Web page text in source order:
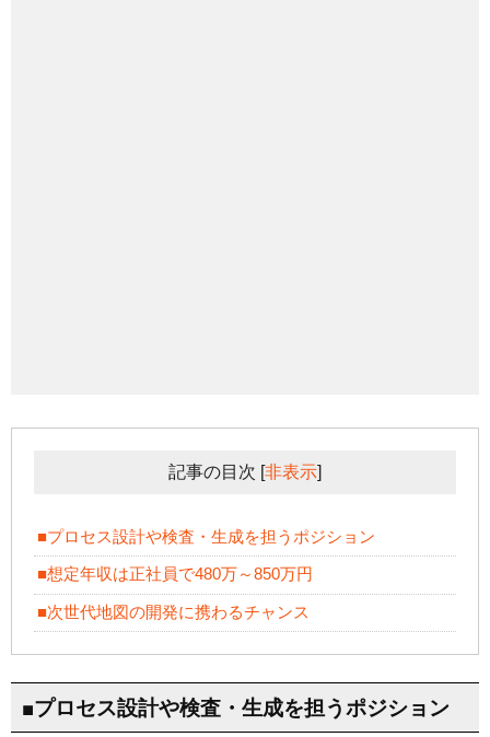
記事の目次 [非表示]
■プロセス設計や検査・生成を担うポジション
■想定年収は正社員で480万～850万円
■次世代地図の開発に携わるチャンス
■プロセス設計や検査・生成を担うポジション